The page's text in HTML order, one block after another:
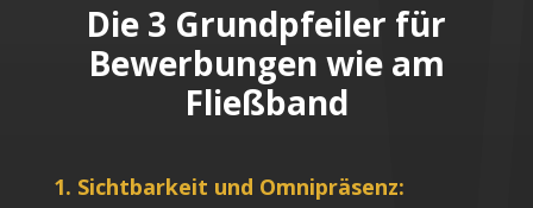
Die 3 Grundpfeiler für
Bewerbungen wie am
Fließband
1. Sichtbarkeit und Omnipräsenz: